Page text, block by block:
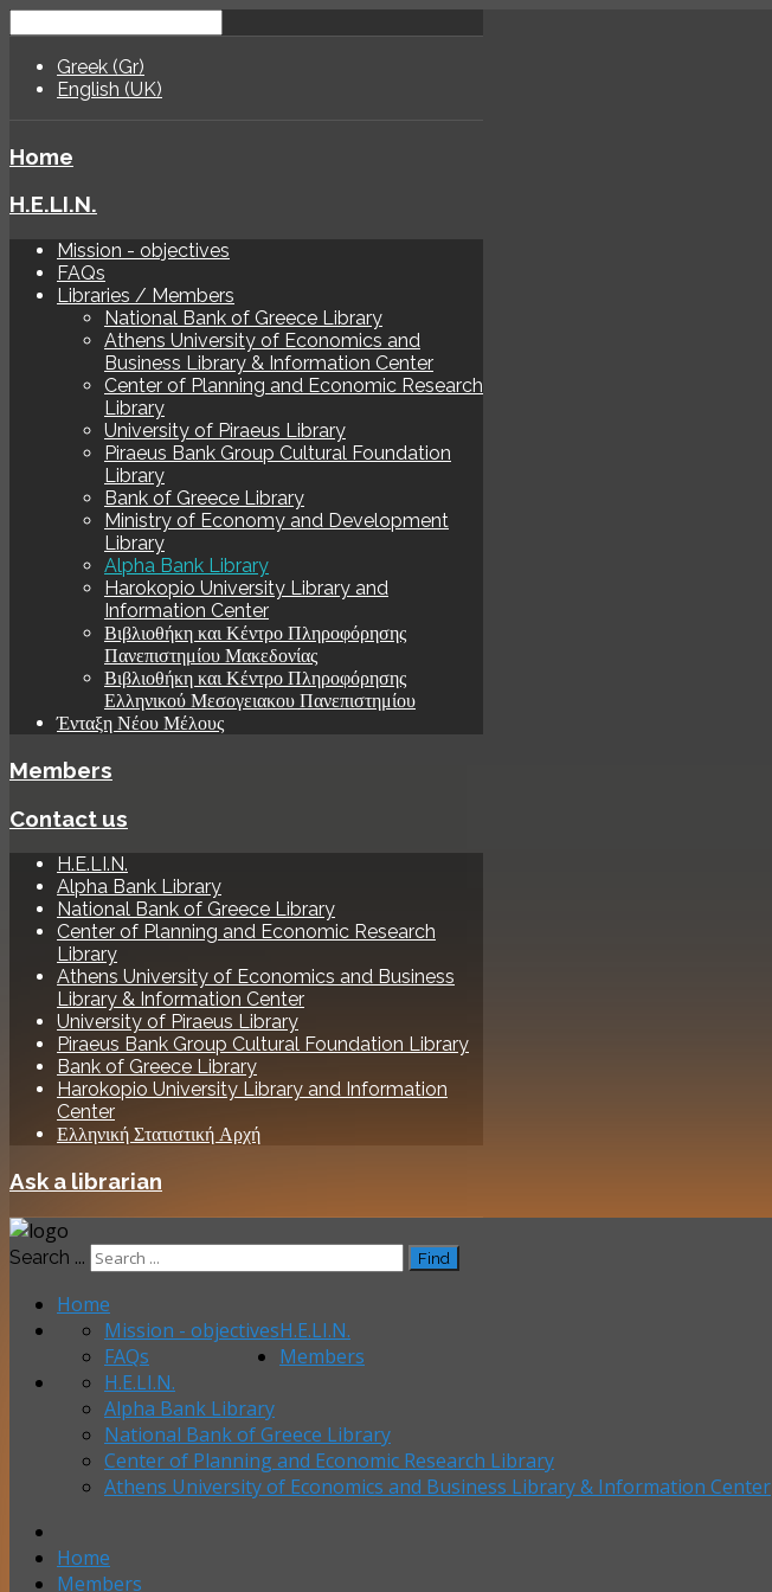
Greek (Gr)
English (UK)
Home
H.E.LI.N.
Mission - objectives
FAQs
Libraries / Members
National Bank of Greece Library
Athens University of Economics and
Business Library & Information Center
Center of Planning and Economic Research
Library
University of Piraeus Library
Piraeus Bank Group Cultural Foundation
Library
Bank of Greece Library
Ministry of Economy and Development
Library
Alpha Bank Library
Harokopio University Library and
Information Center
Βιβλιοθήκη και Κέντρο Πληροφόρησης
Πανεπιστημίου Μακεδονίας
Βιβλιοθήκη και Κέντρο Πληροφόρησης
Ελληνικού Μεσογειακου Πανεπιστημίου
Ένταξη Νέου Μέλους
Members
Contact us
H.E.LI.N.
Alpha Bank Library
National Bank of Greece Library
Center of Planning and Economic Research
Library
Athens University of Economics and Business
Library & Information Center
University of Piraeus Library
Piraeus Bank Group Cultural Foundation Library
Bank of Greece Library
Harokopio University Library and Information
Center
Ελληνική Στατιστική Αρχή
Ask a librarian
Search ... Find
Home
H.E.LI.N.
Mission - objectives
FAQs
Members
H.E.LI.N.
Alpha Bank Library
National Bank of Greece Library
Center of Planning and Economic Research Library
Athens University of Economics and Business Library & Information Center
Home
Members